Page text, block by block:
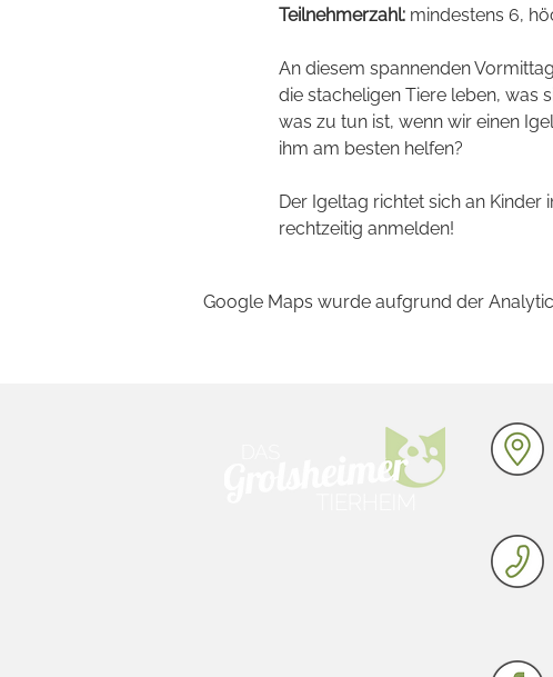
Teilnehmerzahl: mindestens 6,
An diesem spannenden
die stacheligen Tiere leben, was
was zu tun ist, wenn wir einen
ihm am besten helfen?
Der Igeltag richtet sich an Kinder
rechtzeitig anmelden!
Google Maps wurde aufgrund der